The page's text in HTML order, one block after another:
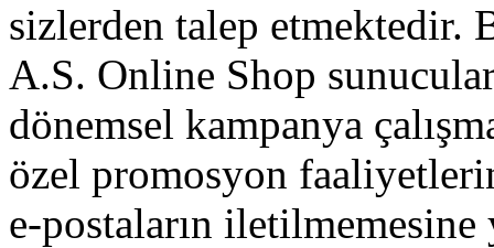
sizlerden talep
A.S. Online Shop
dönemsel kampanya
özel promosyon
e-postaların